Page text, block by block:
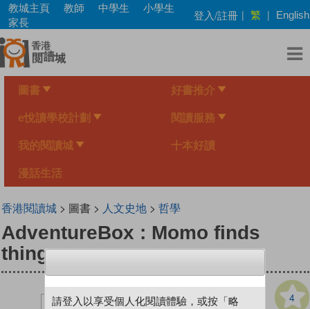
Skip
main
content
教城主頁 教師 中學生
小學生
家長
登入/註冊 | 繁 | English
圖書 好書推介
e悅讀學校計劃 閱讀服務
我的閱讀城 十本好讀
漫話生活
香港閱讀城> 圖書 > 人文史地> 哲學
AdventureBox : Momo finds
things
4
請登入以享受個人化閱讀體驗，或按「略